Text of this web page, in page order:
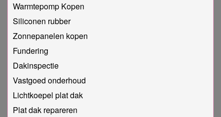
Warmtepomp Kopen
Siliconen rubber
Zonnepanelen kopen
Fundering
Dakinspectie
Vastgoed onderhoud
Lichtkoepel plat dak
Plat dak repareren